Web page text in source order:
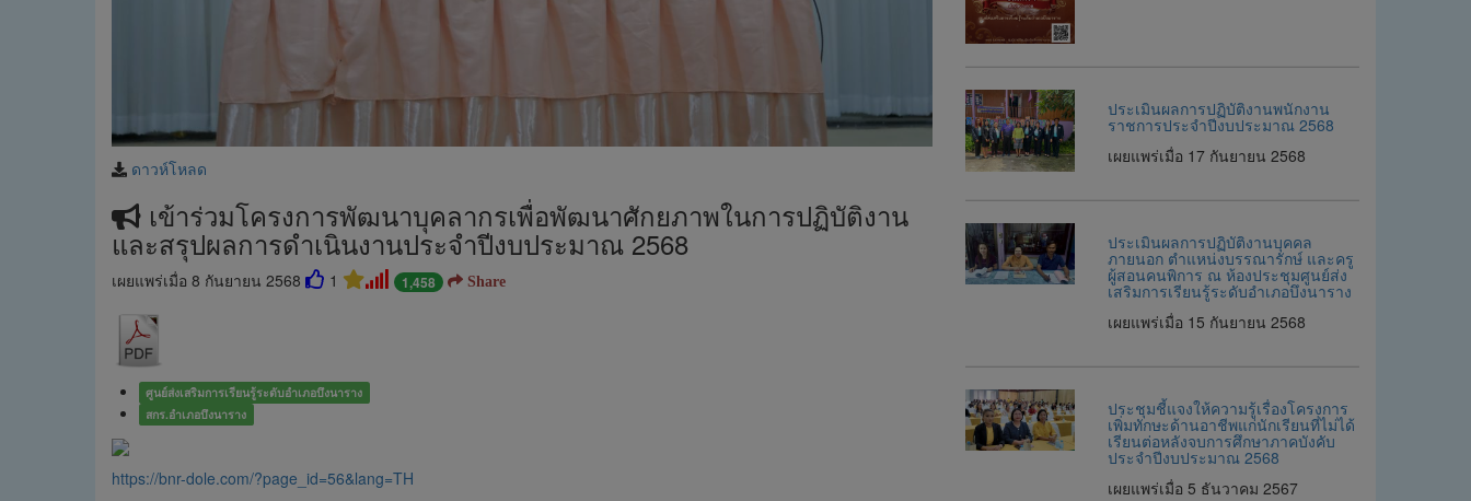
ดาวห์โหลด
เข้าร่วมโครงการพัฒนาบุคลากรเพื่อพัฒนาศักยภาพในการปฏิบัติงาน
และสรุปผลการดำเนินงานประจำปีงบประมาณ 2568
เผยแพร่เมื่อ 8 กันยายน 2568 1 1,458 Share
ศูนย์ส่งเสริมการเรียนรู้ระดับอำเภอบึงนาราง
สกร.อำเภอบึงนาราง
https://bnr-dole.com/?page_id=56&lang=TH
ประเมินผลการปฏิบัติงานพนักงาน
ราชการประจำปีงบประมาณ 2568
เผยแพร่เมื่อ 17 กันยายน 2568
ประเมินผลการปฏิบัติงานบุคคล
ภายนอก ตำแหน่งบรรณารักษ์ และครู
ผู้สอนคนพิการ ณ ห้องประชุมศูนย์ส่ง
เสริมการเรียนรู้ระดับอำเภอบึงนาราง
เผยแพร่เมื่อ 15 กันยายน 2568
ประชุมชี้แจงให้ความรู้เรื่องโครงการ
เพิ่มทักษะด้านอาชีพแก่นักเรียนที่ไม่ได้
เรียนต่อหลังจบการศึกษาภาคบังคับ
ประจำปีงบประมาณ 2568
เผยแพร่เมื่อ 5 ธันวาคม 2567